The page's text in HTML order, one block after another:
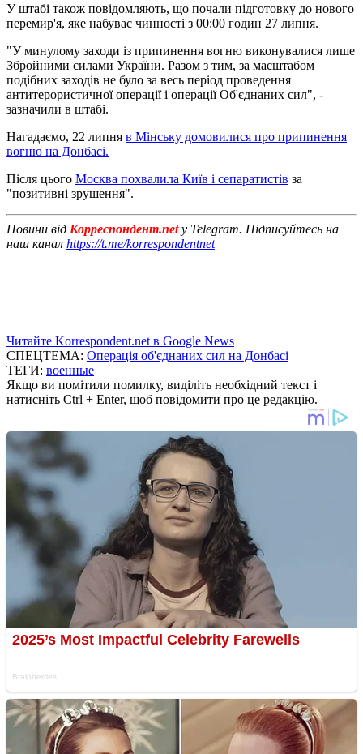
У штабі також повідомляють, що почали підготовку до нового
перемир'я, яке набуває чинності з 00:00 годин 27 липня.
"У минулому заходи із припинення вогню виконувалися лише
Збройними силами України. Разом з тим, за масштабом
подібних заходів не було за весь період проведення
антитерористичної операції і операції Об'єднаних сил", -
зазначили в штабі.
Нагадаємо, 22 липня в Мінську домовилися про припинення
вогню на Донбасі.
Після цього Москва похвалила Київ і сепаратистів за
"позитивні зрушення".
Новини від Корреспондент.netу Telegram. Підписуйтесь на
наш канал https://t.me/korrespondentnet
Читайте Korrespondent.net в Google News
СПЕЦТЕМА: Операція об'єднаних сил на Донбасі
ТЕГИ: военные
Якщо ви помітили помилку, виділіть необхідний текст і
натисніть Ctrl + Enter, щоб повідомити про це редакцію.